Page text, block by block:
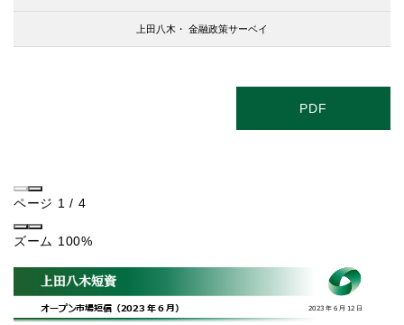
上田八木・ 金融政策サーベイ
PDF
ページ 1 / 4
ズーム 100%